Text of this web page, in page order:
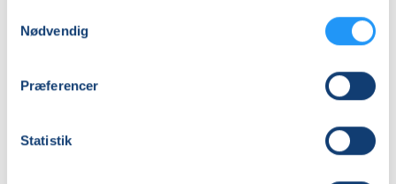
Nødvendig
Præferencer
Statistik
Mødegange